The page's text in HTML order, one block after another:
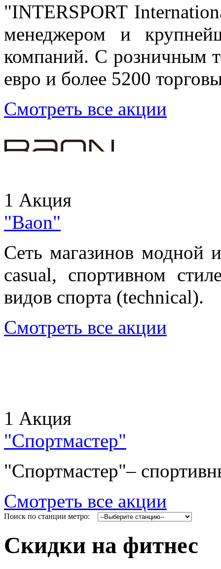
"INTERSPORT
менеджером и
компаний. С розничным
евро и более 5200
Смотреть все акции
1 Акция
"Baon"
Сеть магазинов модной
casual, спортивном
видов спорта (technical).
Смотреть все акции
1 Акция
"Спортмастер"
"Спортмастер"–
Смотреть все акции
Поиск по станции метро:
Скидки на фитнес